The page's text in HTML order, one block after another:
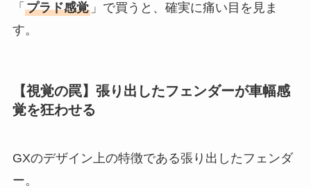
「 プラド感覚」で買うと、確実に痛い目を見ま
す。
【視覚の罠】張り出したフェンダーが車幅感
覚を狂わせる
GXのデザイン上の特徴である張り出したフェンダ
ー。